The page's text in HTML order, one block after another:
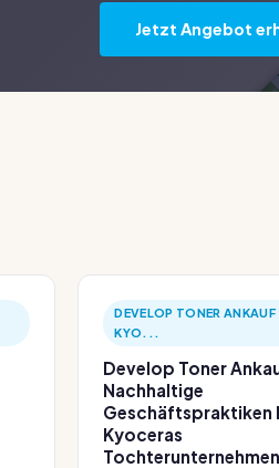
Jetzt Angebot
DEVELOP TONER
KYO...
Develop Toner
Nachhaltige
Geschäftspraktiken
Kyoceras
Tochterunternehmen